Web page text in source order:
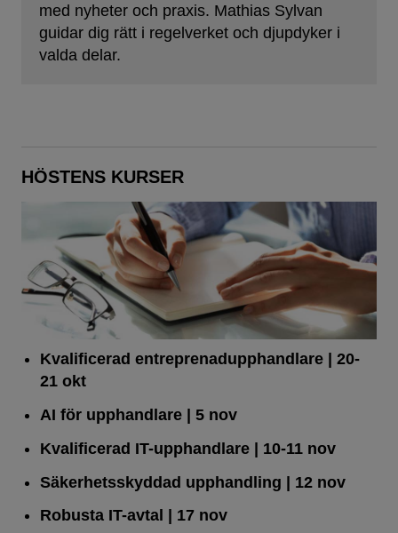
med nyheter och praxis. Mathias Sylvan
guidar dig rätt i regelverket och djupdyker i
valda delar.
HÖSTENS KURSER
Kvalificerad entreprenad­upphandlare
| 20-
21 okt
AI för upphandlare| 5 nov
Kvalificerad IT-upphandlare| 10-11 nov
Säkerhetsskyddad upphandling | 12 nov
Robusta IT-avtal
| 17 nov